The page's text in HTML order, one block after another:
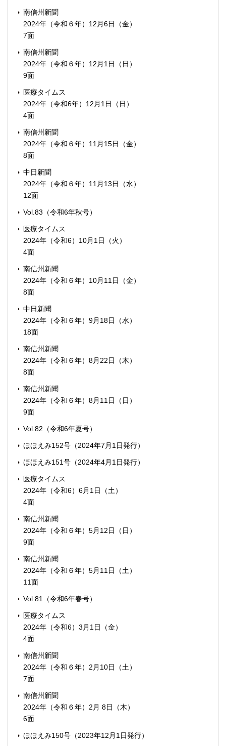
南信州新聞
2024年（令和６年）12月6日（金）
7面
南信州新聞
2024年（令和６年）12月1日（日）
9面
医療タイムス
2024年（令和6年）12月1日（日）
4面
南信州新聞
2024年（令和６年）11月15日（金）
8面
中日新聞
2024年（令和６年）11月13日（水）
12面
Vol.83（令和6年秋号）
医療タイムス
2024年（令和6）10月1日（火）
4面
南信州新聞
2024年（令和６年）10月11日（金）
8面
中日新聞
2024年（令和６年）9月18日（水）
18面
南信州新聞
2024年（令和６年）8月22日（木）
8面
南信州新聞
2024年（令和６年）8月11日（日）
9面
Vol.82（令和6年夏号）
ほほえみ152号（2024年7月1日発行）
ほほえみ151号（2024年4月1日発行）
医療タイムス
2024年（令和6）6月1日（土）
4面
南信州新聞
2024年（令和６年）5月12日（日）
9面
南信州新聞
2024年（令和６年）5月11日（土）
11面
Vol.81（令和6年春号）
医療タイムス
2024年（令和6）3月1日（金）
4面
南信州新聞
2024年（令和６年）2月10日（土）
7面
南信州新聞
2024年（令和６年）2月 8日（木）
6面
ほほえみ150号（2023年12月1日発行）